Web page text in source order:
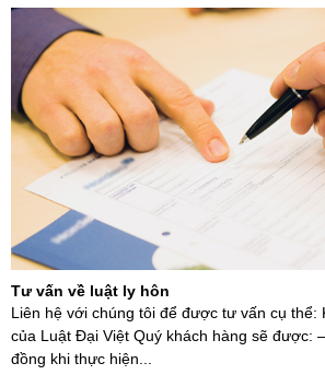
Tư vấn về luật ly hôn
Liên hệ với chúng tôi để được tư vấn cụ thể:
của Luật Đại Việt Quý khách hàng sẽ được:
đồng khi thực hiện...